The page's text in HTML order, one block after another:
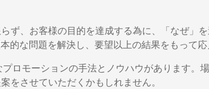
ず、お客様の目的を達成する為に、「なぜ」
的な問題を解決し、要望以上の結果をもって
ロモーションの手法とノウハウがあります。
をさせていただくかもしれません。